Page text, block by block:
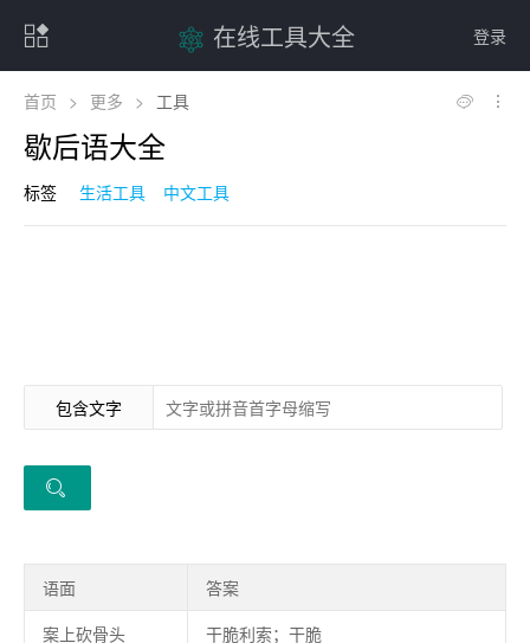
登录
在线工具大全
首页 > 更多 > 工具
歇后语大全
标签 生活工具 中文工具
包含文字
语面
答案
案上砍骨头
干脆利索；干脆